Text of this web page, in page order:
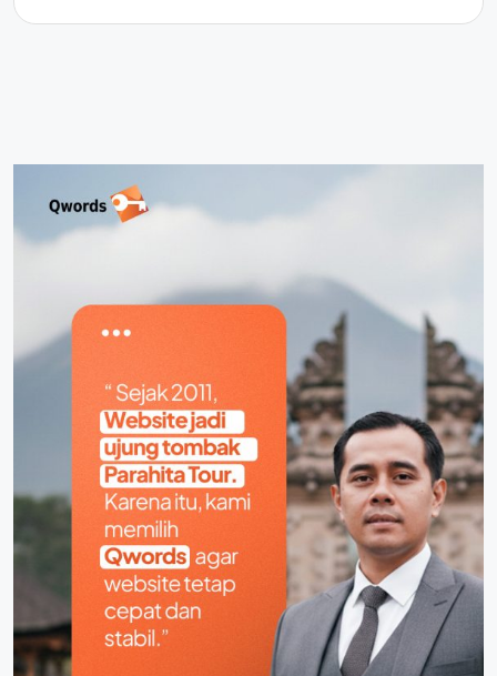
UMKM. Penting...